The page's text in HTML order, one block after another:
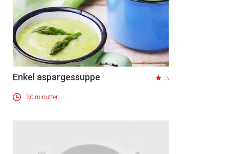
Enkel aspargessuppe 3
30 minutter